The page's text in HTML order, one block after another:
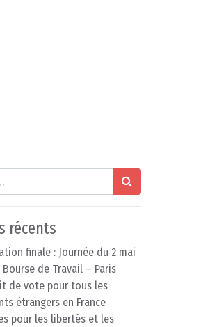
récents
finale : Journée du 2 mai
Bourse de Travail – Paris
de vote pour tous les
étrangers en France
pour les libertés et les